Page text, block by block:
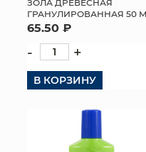
ГРАНУЛИРОВАННАЯ 50
65.50 ₽
- +
В КОРЗИНУ